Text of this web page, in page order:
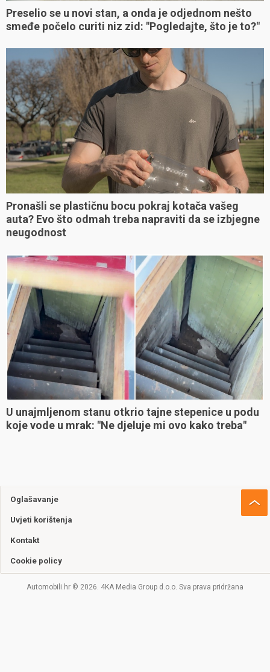
Preselio se u novi stan, a onda je odjednom nešto
smeđe počelo curiti niz zid: "Pogledajte, što je to?"
Pronašli se plastičnu bocu pokraj kotača vašeg
auta? Evo što odmah treba napraviti da se izbjegne
neugodnost
U unajmljenom stanu otkrio tajne stepenice u podu
koje vode u mrak: "Ne djeluje mi ovo kako treba"
Oglašavanje
Uvjeti korištenja
Kontakt
Cookie policy
Automobili.hr © 2026. 4KA Media Group d.o.o. Sva prava pridržana